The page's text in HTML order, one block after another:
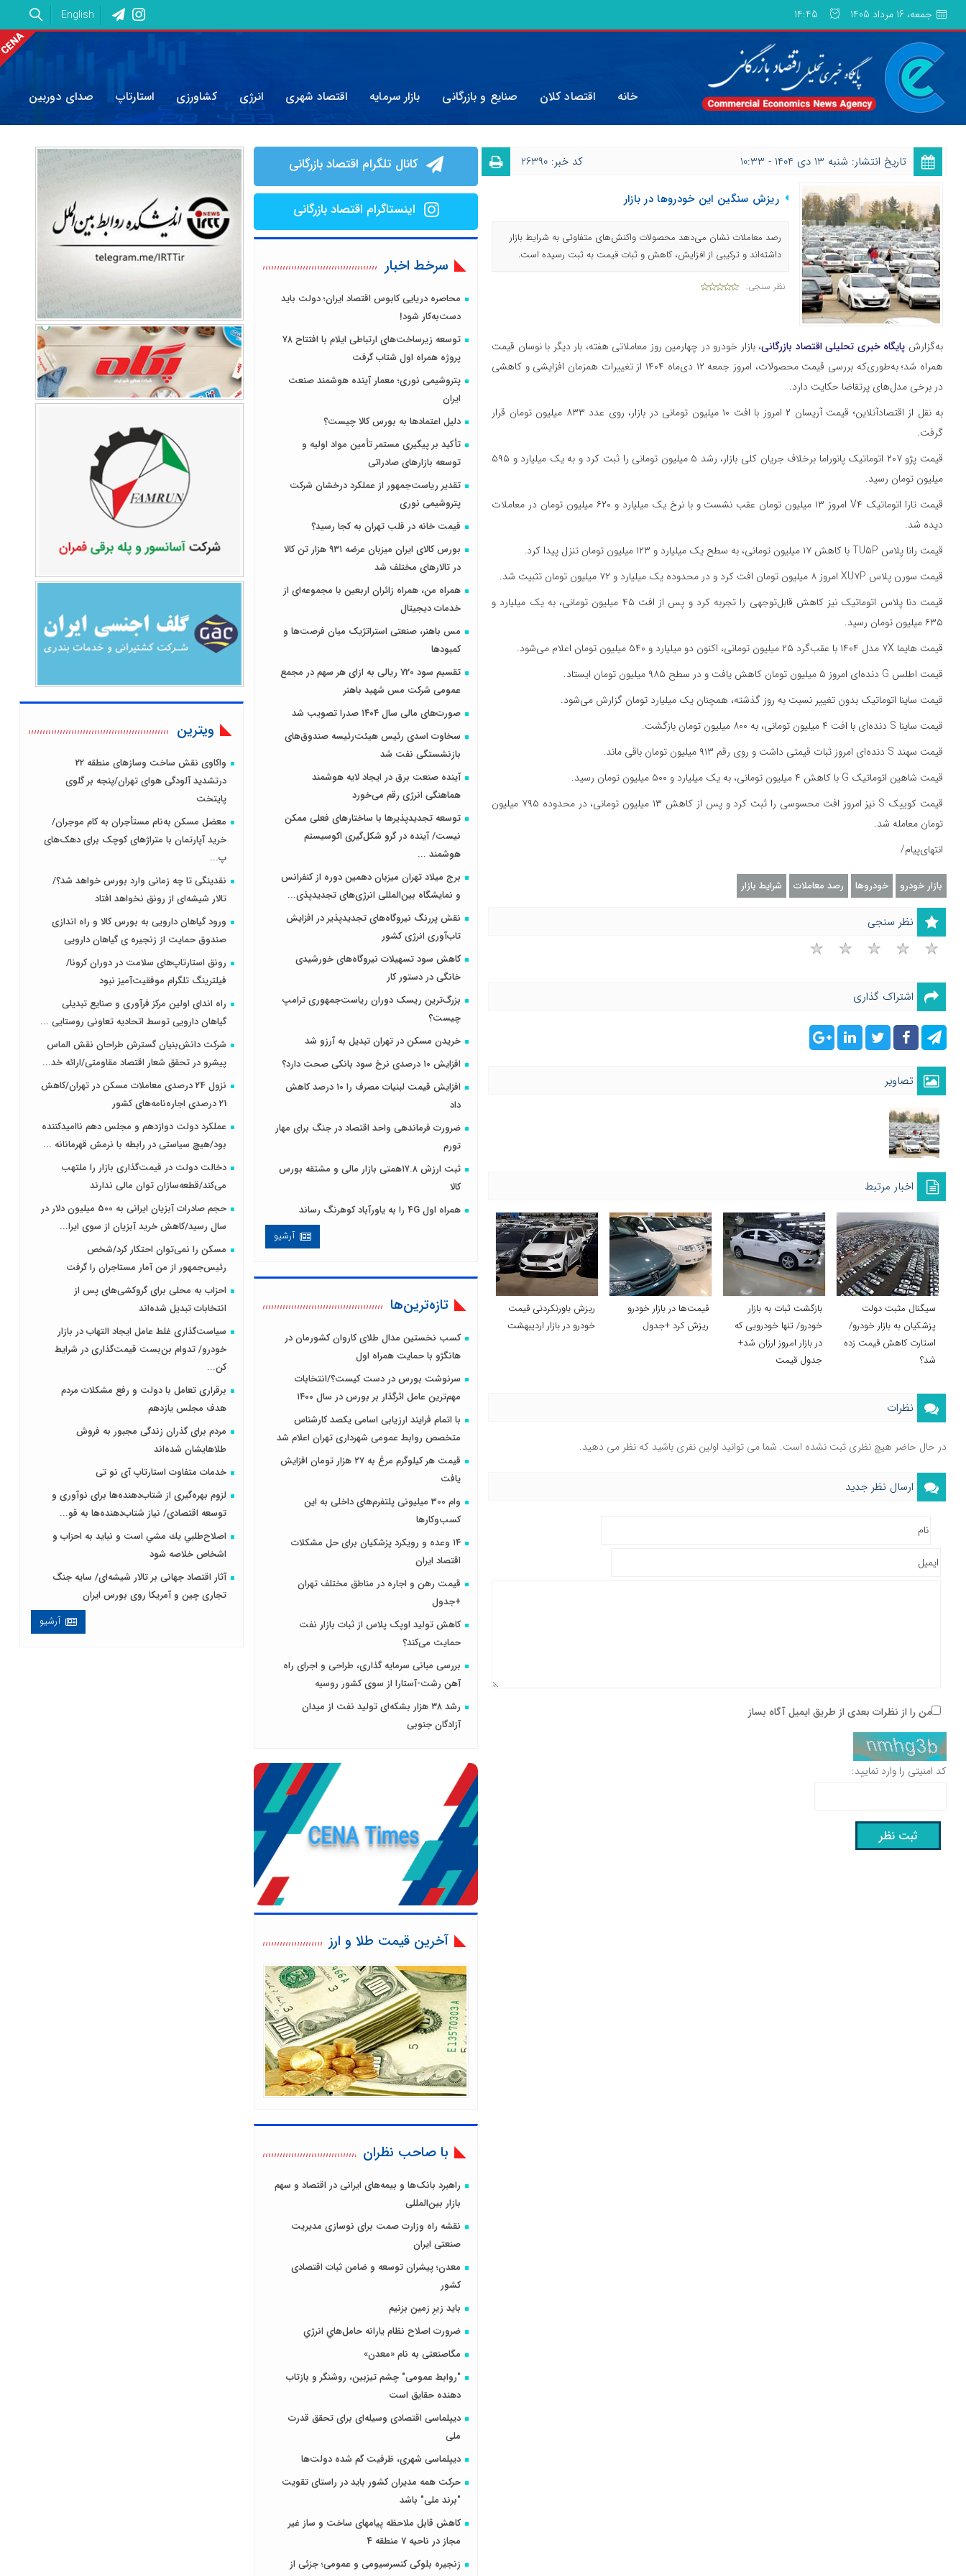
جمعه، 16 مرداد 1405 14:45
English
خانه اقتصاد کلان صنایع و بازرگانی بازار سرمایه اقتصاد شهری انرژی کشاورزی استارتاپ صدای دوربین
تاریخ انتشار: شنبه 13 دی 1404 - 10:33 کد خبر: 26390
ریزش سنگین این خودروها در بازار
رصد معاملات نشان می‌دهد محصولات واکنش‌های متفاوتی به شرایط بازار
داشته‌اند و ترکیبی از افزایش، کاهش و ثبات قیمت به ثبت رسیده است.
نظر سنجی:
به‌گزارش پایگاه خبری تحلیلی اقتصاد بازرگانی‌، بازار خودرو در چهارمین روز معاملاتی هفته، بار دیگر با نوسان قیمت
همراه شد؛ به‌طوری‌که بررسی قیمت محصولات، امروز جمعه ۱۲ دی‌ماه ۱۴۰۴ از تغییرات همزمان افزایشی و کاهشی
در برخی مدل‌های پرتقاضا حکایت دارد.
به نقل از اقتصادآنلاین؛ قیمت آریسان ۲ امروز با افت ۱۰ میلیون تومانی در بازار، روی عدد ۸۳۳ میلیون تومان قرار
گرفت.
قیمت پژو ۲۰۷ اتوماتیک پانوراما برخلاف جریان کلی بازار، رشد ۵ میلیون تومانی را ثبت کرد و به یک میلیارد و ۵۹۵
میلیون تومان رسید.
قیمت تارا اتوماتیک V۴ امروز ۱۳ میلیون تومان عقب نشست و با نرخ یک میلیارد و ۶۲۰ میلیون تومان در معاملات
دیده شد.
قیمت رانا پلاس TU۵P با کاهش ۱۷ میلیون تومانی، به سطح یک میلیارد و ۱۲۳ میلیون تومان تنزل پیدا کرد.
قیمت سورن پلاس XU۷P امروز ۸ میلیون تومان افت کرد و در محدوده یک میلیارد و ۷۲ میلیون تومان تثبیت شد.
قیمت دنا پلاس اتوماتیک نیز کاهش قابل‌توجهی را تجربه کرد و پس از افت ۴۵ میلیون تومانی، به یک میلیارد و
۶۳۵ میلیون تومان رسید.
قیمت هایما ۷X مدل ۱۴۰۴ با عقب‌گرد ۲۵ میلیون تومانی، اکنون دو میلیارد و ۵۴۰ میلیون تومان اعلام می‌شود.
قیمت اطلس G دنده‌ای امروز ۵ میلیون تومان کاهش یافت و در سطح ۹۸۵ میلیون تومان ایستاد.
قیمت ساینا اتوماتیک بدون تغییر نسبت به روز گذشته، همچنان یک میلیارد تومان گزارش می‌شود.
قیمت ساینا S دنده‌ای با افت ۴ میلیون تومانی، به ۸۰۰ میلیون تومان بازگشت.
قیمت سهند S دنده‌ای امروز ثبات قیمتی داشت و روی رقم ۹۱۳ میلیون تومان باقی ماند.
قیمت شاهین اتوماتیک G با کاهش ۴ میلیون تومانی، به یک میلیارد و ۵۰۰ میلیون تومان رسید.
قیمت کوییک S نیز امروز افت محسوسی را ثبت کرد و پس از کاهش ۱۳ میلیون تومانی، در محدوده ۷۹۵ میلیون
تومان معامله شد.
انتهای‌پیام/
بازار خودرو خودروها رصد معاملات شرایط بازار
نظر سنجی
اشتراک گذاری
تصاویر
اخبار مرتبط
سیگنال مثبت دولت
پزشکیان به بازار خودرو/
استارت کاهش قیمت زده
شد؟
بازگشت ثبات به بازار
خودرو/ تنها خودرویی که
در بازار امروز ارزان شد+
جدول قیمت
قیمت‌ها در بازار خودرو
ریزش کرد +جدول
ریزش باورنکردنی قیمت
خودرو در بازار اردیبهشت
نظرات
در حال حاضر هیچ نظری ثبت نشده است. شما می توانید اولین نفری باشید که نظر می دهید.
ارسال نظر جدید
من را از نظرات بعدی از طریق ایمیل آگاه بساز
کد امنیتی را وارد نمایید:
کانال تلگرام اقتصاد بازرگانی
اینستاگرام اقتصاد بازرگانی
سرخط اخبار
محاصره دریایی کابوس اقتصاد ایران؛ دولت باید
دست‌به‌کار شود!
توسعه زیرساخت‌های ارتباطی ایلام با افتتاح ۷۸
پروژه همراه اول شتاب گرفت
پتروشیمی نوری؛ معمار آینده هوشمند صنعت
ایران
دلیل اعتمادها به بورس کالا چیست؟
تأکید بر پیگیری مستمر تأمین مواد اولیه و
توسعه بازارهای صادراتی
تقدیر ریاست‌جمهور از عملکرد درخشان شرکت
پتروشیمی نوری
قیمت خانه در قلب تهران به کجا رسید؟
بورس کالای ایران میزبان عرضه ۹۳۱ هزار تن کالا
در تالارهای مختلف شد
همراه من، همراه زائران اربعین با مجموعه‌ای از
خدمات دیجیتال
مس باهنر، صنعتی استراتژیک میان فرصت‌ها و
کمبودها
تقسیم سود 720 ریالی به ازای هر سهم در مجمع
عمومی شرکت مس شهید باهنر
صورت‌های مالی سال ۱۴۰۴ صدرا تصویب شد
سخاوت اسدی رئیس هیئت‌رئیسه صندوق‌های
بازنشستگی نفت شد
آینده صنعت برق در ایجاد لایه هوشمند
هماهنگی انرژی رقم می‌خورد
توسعه تجدیدپذیرها با ساختارهای فعلی ممکن
نیست/ آینده در گرو شکل‌گیری اکوسیستم
هوشمند ...
برج میلاد تهران میزبان دهمین دوره از کنفرانس
و نمایشگاه بین‌المللی انرژی‌های تجدیدپذی...
نقش پررنگ نیروگاه‌های تجدیدپذیر در افزایش
تاب‌آوری انرژی کشور
کاهش سود تسهیلات نیروگاه‌های خورشیدی
خانگی در دستور کار
بزرگ‌ترین ریسک دوران ریاست‌جمهوری ترامپ
چیست؟
خریدن مسکن در تهران تبدیل به آرزو شد
افزایش ۱۰ درصدی نرخ سود بانکی صحت دارد؟
افزایش قیمت لبنیات مصرف را ۱۰ درصد کاهش
داد
ضرورت فرماندهی واحد اقتصاد در جنگ برای مهار
تورم
ثبت ارزش ۱۷.۸همتی بازار مالی و مشتقه بورس
کالا
همراه اول 4G را به یاورآباد کوهرنگ رساند
آرشیو
تازه‌ترین‌ها
کسب نخستین مدال طلای کاروان کشورمان در
هانگژو با حمایت همراه اول
سرنوشت بورس در دست کیست؟/انتخابات
مهم‌ترین عامل اثرگذار بر بورس در سال ۱۴۰۰
با اتمام فرایند ارزیابی اسامی یکصد کارشناس
متخصص روابط عمومی شهرداری تهران اعلام شد
قیمت هر کیلوگرم مرغ به ٢٧ هزار تومان افزایش
یافت
وام 300 میلیونی پلتفرم‌های داخلی به این
کسب‌وکارها
۱۴ وعده و رویکرد پزشکیان برای حل مشکلات
اقتصاد ایران
قیمت رهن و اجاره در مناطق مختلف تهران
+‌جدول
کاهش تولید اوپک پلاس از ثبات بازار نفت
حمایت می‌کند؟
بررسی مبانی سرمایه گذاری، طراحی و اجرای راه
آهن رشت-آستارا از سوی کشور روسیه
رشد ۳۸ هزار بشکه‌ای تولید نفت از میدان
آزادگان جنوبی
آخرین قیمت طلا و ارز
با صاحب نظران
راهبرد بانک‌ها و بیمه‌های ایرانی در اقتصاد و سهم
بازار بین‌المللی
نقشه راه وزارت صمت برای نوسازی مدیریت
صنعتی ایران
معدن؛ پیشران توسعه و ضامن ثبات اقتصادی
کشور
باید زیرِ زمین بزنیم
ضرورت اصلاح نظام يارانه حامل‌هاي انرژي
مگاصنعتی به نام «معدن»
"روابط عمومی" چشم تیزبین، روشنگر و بازتاب
دهنده حقایق است
دیپلماسی اقتصادی وسیله‌ای برای تحقق قدرت
ملی
دیپلماسی شهری، ظرفیت گم شده دولت‌ها
حرکت همه مدیران کشور باید در راستای تقویت
"برند ملی" باشد
کاهش قابل ملاحظه پیامهای ساخت و ساز غیر
مجاز در ناحیه 7 منطقه 4
زنجیره بلوکی کنسرسیومی و عمومی؛ جزئی از
ویترین
واکاوی نقش ساخت وسازهای منطقه 22
درتشدید آلودگی هوای تهران/پنجه بر گلوی
پایتخت
معضل مسکن به‌نام مستأجران به کام موجران/
خرید آپارتمان با متراژهای کوچک برای دهک‌های
پ...
نقدینگی تا چه زمانی وارد بورس خواهد شد؟/
تالار شیشه‌ای از رونق نخواهد افتاد
ورود گیاهان دارویی به بورس کالا و راه اندازی
صندوق حمایت از زنجیره ی گیاهان دارویی
رونق استارتاپ‌های سلامت در دوران کرونا/
فیلترینگ تلگرام موفقیت‌آمیز نبود
راه اندای اولین مرکز فرآوری و صنایع تبدیلی
گیاهان دارویی توسط اتحادیه تعاونی روستایی ...
شرکت دانش‌بنیان گسترش طراحان‌‌ ‌نقش‌ الماس
پیشرو در تحقق شعار اقتصاد مقاومتی/ارائه خد...
نزول 24 درصدی معاملات مسکن در تهران/کاهش
21 درصدی اجاره‌نامه‌های کشور
عملکرد دولت دوازدهم و مجلس دهم ناامیدکننده
بود/هیچ سیاستی در رابطه با نرمش قهرمانانه ...
دخالت دولت در قیمت‌گذاری بازار را ملتهب
می‌کند/قطعه‌سازان توان مالی ندارند
حجم صادرات آبزیان ایرانی به 500 میلیون دلار در
سال رسید/کاهش خرید آبزیان از سوی ایرا...
مسکن را نمی‌توان احتکار کرد/شخص
رئیس‌جمهور از من آمار مستاجران را گرفت
احزاب به محلی برای گروکشی‌های پس از
انتخابات تبدیل شده‌اند
سیاست‌گذاری غلط عامل ایجاد التهاب در بازار
خودرو/ تدوام بن‌بست قیمت‌گذاری در شرایط
کن...
برقراری تعامل با دولت و رفع مشکلات مردم
هدف مجلس‌ یازدهم
مردم برای گذران زندگی مجبور به فروش
طلاهایشان شده‌اند
خدمات متفاوت استارتاپ آی نو تی
لزوم بهره‌گیری از شتاب‌دهنده‌ها برای نوآوری و
توسعه اقتصادی/ نیاز شتاب‌دهنده‌ها به قو...
اصلاح‌طلبي يك مشي است و نبايد به احزاب و
اشخاص خلاصه شود
آثار اقتصاد جهانی بر تالار شیشه‌ای/ سایه جنگ
تجاری چین و آمریکا روی بورس ایران
آرشیو